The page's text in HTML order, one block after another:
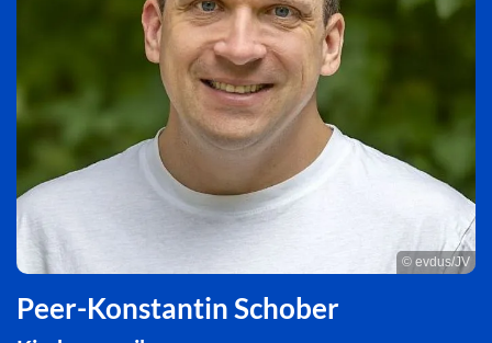
© evdus/JV
Peer-Konstantin Schober